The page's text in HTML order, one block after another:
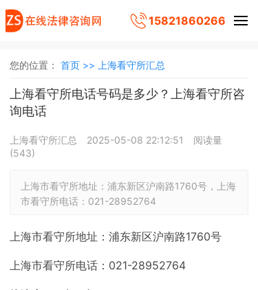
15821860266
您的位置： 首页 >> 上海看守所汇总
上海看守所电话号码是多少？上海看守所咨
询电话
上海看守所汇总 2025-05-08 22:12:51
阅读量
(543)
上海市看守所地址：浦东新区沪南路1760号，上海
市看守所电话：021-28952764
上海市看守所地址：浦东新区沪南路1760号
上海市看守所电话：021-28952764